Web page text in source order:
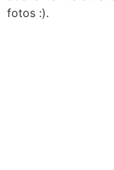
fotos :).